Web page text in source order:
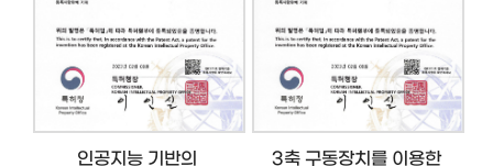
인공지능 기반의
3축 구동장치를 이용한